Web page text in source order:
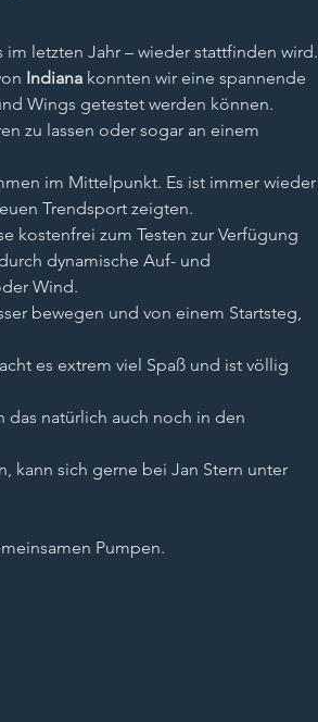
letzten Jahr – wieder stattfinden wird.
Indiana konnten wir eine spannende
Wings getestet werden können.
zu lassen oder sogar an einem
im Mittelpunkt. Es ist immer wieder
Trendsport zeigten.
kostenfrei zum Testen zur Verfügung
dynamische Auf- und
Wind.
bewegen und von einem Startsteg,
es extrem viel Spaß und ist völlig
das natürlich auch noch in den
kann sich gerne bei Jan Stern unter
Pumpen.